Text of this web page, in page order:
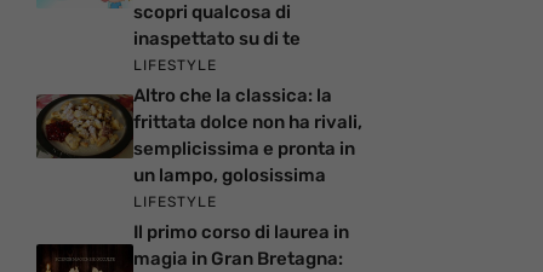
scopri qualcosa di
inaspettato su di te
LIFESTYLE
Altro che la classica: la
frittata dolce non ha rivali,
semplicissima e pronta in
un lampo, golosissima
LIFESTYLE
Il primo corso di laurea in
magia in Gran Bretagna: